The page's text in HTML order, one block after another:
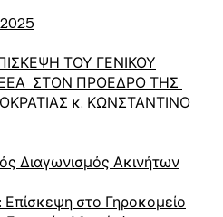
ΤΟΥ ΓΕΝΙΚΟΥ
ΣΤΟΝ ΠΡΟΕΔΡΟ ΤΗΣ
κ. ΚΩΝΣΤΑΝΤΙΝΟ
Διαγωνισμός Ακινήτων
στο Γηροκομείο